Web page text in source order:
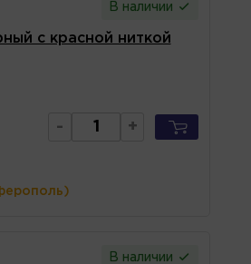
В наличии
с красной ниткой
- +
В наличии